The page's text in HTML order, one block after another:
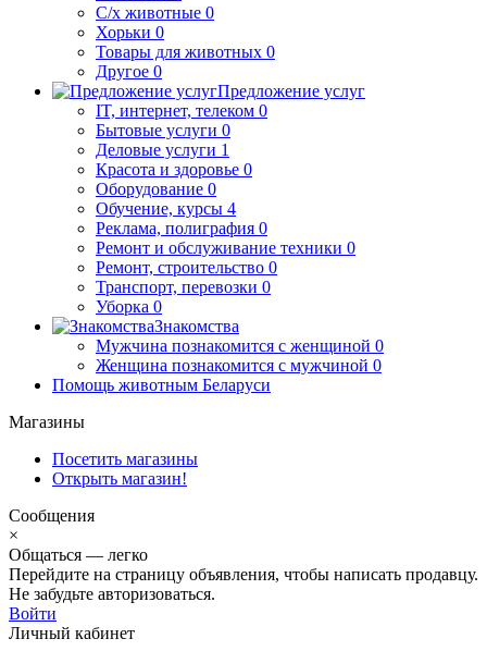
С/х животные 0
Хорьки 0
Товары для животных 0
Другое 0
Предложение услуг
IT, интернет, телеком 0
Бытовые услуги 0
Деловые услуги 1
Красота и здоровье 0
Оборудование 0
Обучение, курсы 4
Реклама, полиграфия 0
Ремонт и обслуживание техники 0
Ремонт, строительство 0
Транспорт, перевозки 0
Уборка 0
Знакомства
Мужчина познакомится с женщиной 0
Женщина познакомится с мужчиной 0
Помощь животным Беларуси
Магазины
Посетить магазины
Открыть магазин!
Сообщения
×
Общаться — легко
Перейдите на страницу объявления, чтобы написать продавцу.
Не забудьте авторизоваться.
Войти
Личный кабинет